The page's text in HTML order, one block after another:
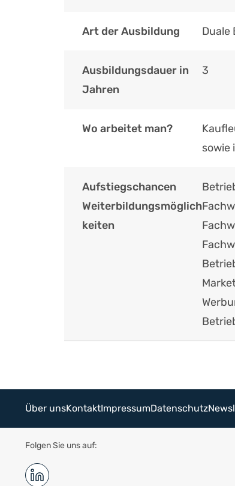
Art der Ausbildung Duale
Ausbildungsdauer in
Jahren
3
Wo arbeitet man?
sowie
Aufstiegschancen
Weiterbildungsmöglich
keiten
Über unsKontaktImpressumDatenschutz
Folgen Sie uns auf: